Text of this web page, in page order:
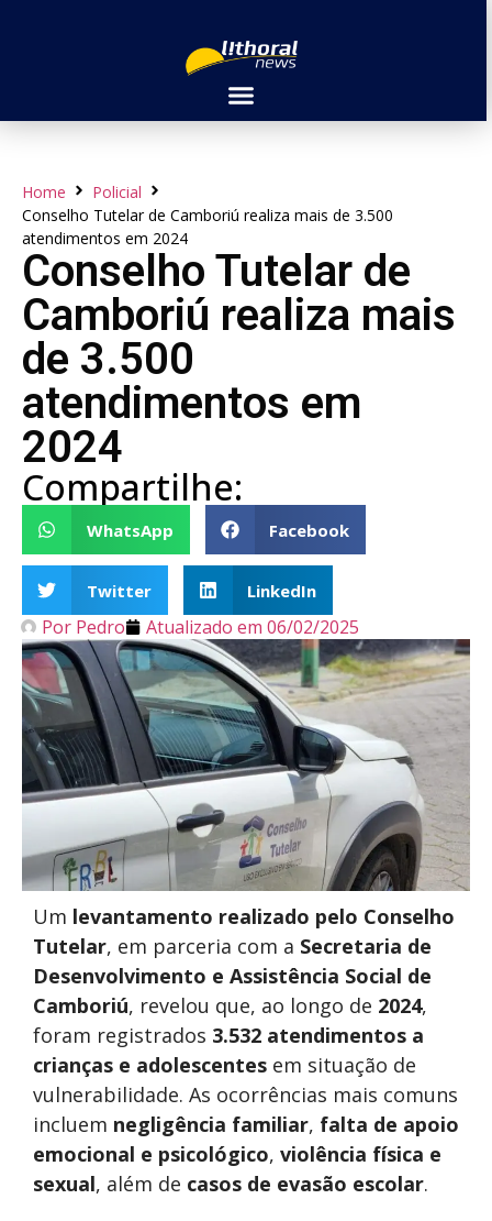
Home
Policial
Conselho Tutelar de Camboriú realiza mais de 3.500
atendimentos em 2024
Conselho Tutelar de
Camboriú realiza mais
de 3.500
atendimentos em
2024
Compartilhe:
WhatsApp Facebook
Twitter LinkedIn
Por Pedro Atualizado em 06/02/2025
Um levantamento realizado pelo Conselho
Tutelar, em parceria com a Secretaria de
Desenvolvimento e Assistência Social de
Camboriú, revelou que, ao longo de 2024,
foram registrados 3.532 atendimentos a
crianças e adolescentes em situação de
vulnerabilidade. As ocorrências mais comuns
incluem negligência familiar, falta de apoio
emocional e psicológico, violência física e
sexual, além de casos de evasão escolar.